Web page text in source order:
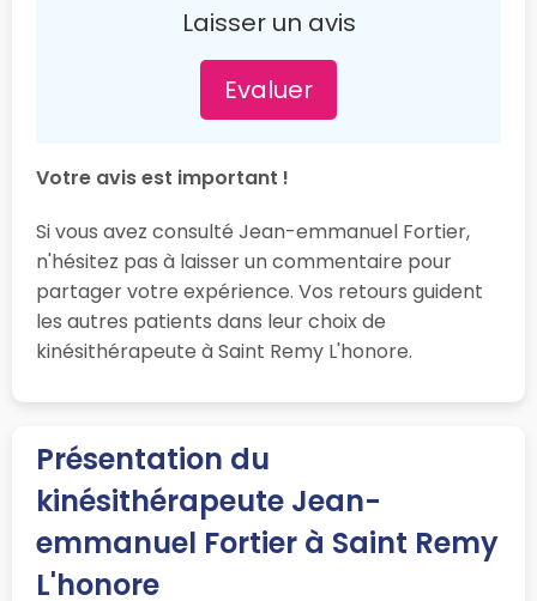
Laisser un avis
Evaluer
Votre avis est important !
Si vous avez consulté Jean-emmanuel Fortier,
n'hésitez pas à laisser un commentaire pour
partager votre expérience. Vos retours guident
les autres patients dans leur choix de
kinésithérapeute à Saint Remy L'honore.
Présentation du
kinésithérapeute Jean-
emmanuel Fortier à Saint Remy
L'honore